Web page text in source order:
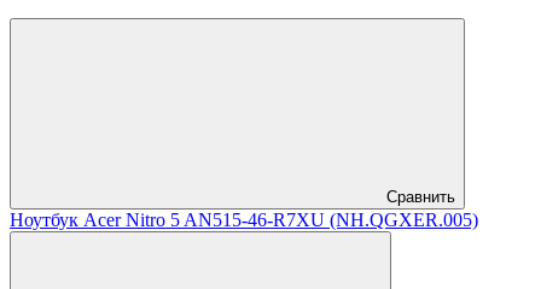
Сравнить
Ноутбук Acer Nitro 5 AN515-46-R7XU (NH.QGXER.005)